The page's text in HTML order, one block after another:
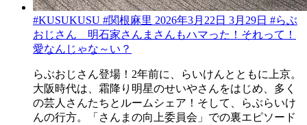
#KUSUKUSU #関根麻里 2026年3月22日 3月29日 #らぶ
おじさん 明石家さんまさんもハマった！それって！
愛なんじゃな～い？
らぶおじさん登場！2年前に、らいけんとともに上京。
大阪時代は、霜降り明星のせいやさんをはじめ、多く
の芸人さんたちとルームシェア！そして、らぶらいけ
んの行方。「さんまの向上委員会」での裏エピソード